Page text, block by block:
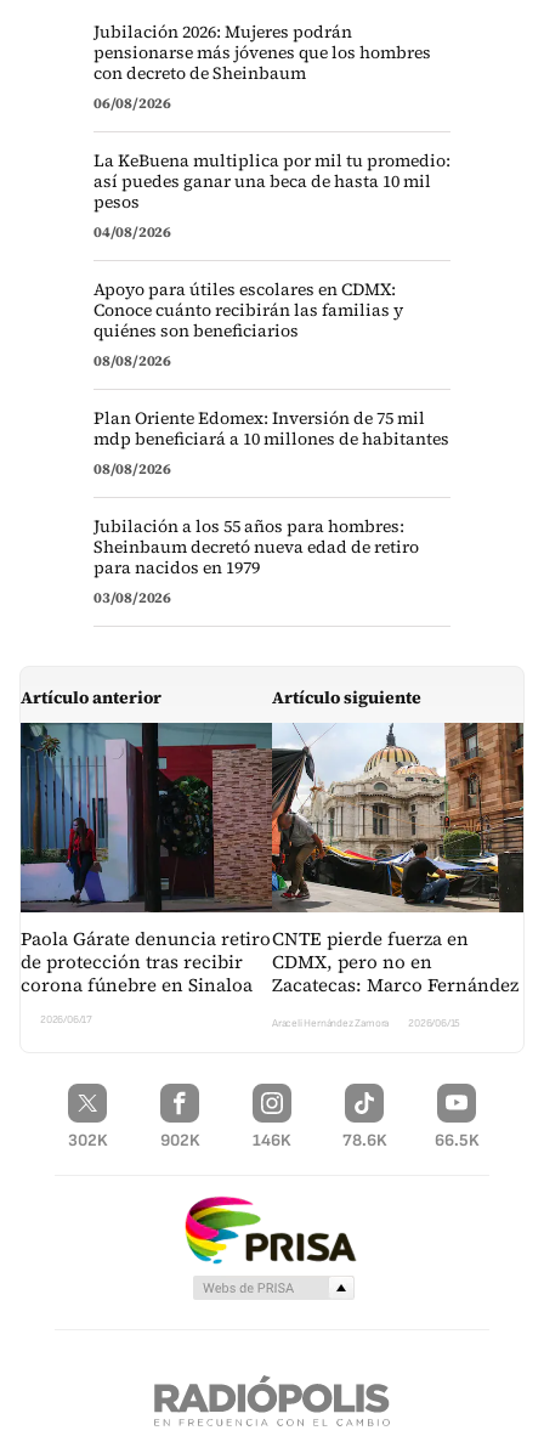
Jubilación 2026: Mujeres podrán
pensionarse más jóvenes que los hombres
con decreto de Sheinbaum
06/08/2026
La KeBuena multiplica por mil tu promedio:
así puedes ganar una beca de hasta 10 mil
pesos
04/08/2026
Apoyo para útiles escolares en CDMX:
Conoce cuánto recibirán las familias y
quiénes son beneficiarios
08/08/2026
Plan Oriente Edomex: Inversión de 75 mil
mdp beneficiará a 10 millones de habitantes
08/08/2026
Jubilación a los 55 años para hombres:
Sheinbaum decretó nueva edad de retiro
para nacidos en 1979
03/08/2026
Artículo anterior
Paola Gárate denuncia retiro
de protección tras recibir
corona fúnebre en Sinaloa
2026/06/17
Artículo siguiente
CNTE pierde fuerza en
CDMX, pero no en
Zacatecas: Marco Fernández
Araceli Hernández Zamora 2026/06/15
302K 902K 146K 78.6K 66.5K